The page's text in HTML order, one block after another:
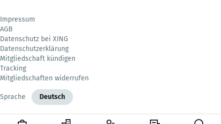
Impressum
AGB
Datenschutz bei XING
Datenschutzerklärung
Mitgliedschaft kündigen
Tracking
Mitgliedschaften widerrufen
Sprache Deutsch